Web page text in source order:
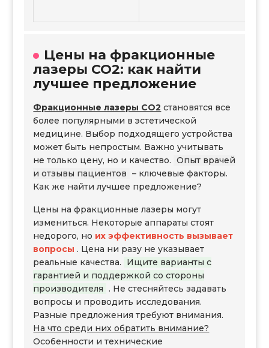
Цены на фракционные
лазеры CO2: как найти
лучшее предложение
Фракционные лазеры CO2 становятся все
более популярными в эстетической
медицине. Выбор подходящего устройства
может быть непростым. Важно учитывать
не только цену, но и качество. Опыт врачей
и отзывы пациентов – ключевые факторы.
Как же найти лучшее предложение?
Цены на фракционные лазеры могут
измениться. Некоторые аппараты стоят
недорого, но их эффективность вызывает
вопросы . Цена ни разу не указывает
реальные качества.
Ищите варианты с
гарантией и поддержкой со стороны
производителя . Не стесняйтесь задавать
вопросы и проводить исследования.
Разные предложения требуют внимания.
На что среди них обратить внимание?
Особенности и технические